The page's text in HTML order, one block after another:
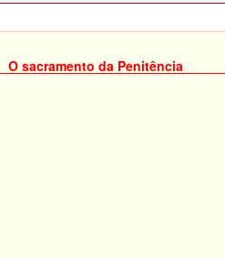
O sacramento da Penitência